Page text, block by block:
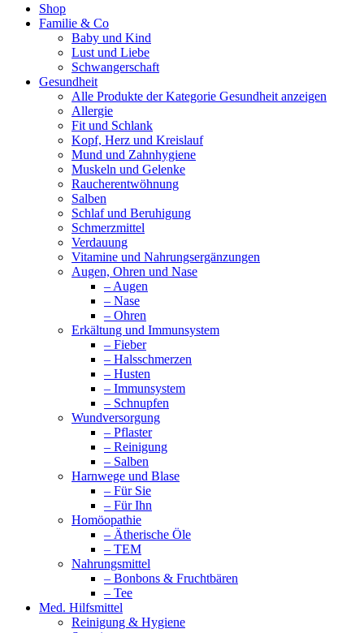
Shop
Familie & Co
Baby und Kind
Lust und Liebe
Schwangerschaft
Gesundheit
Alle Produkte der Kategorie Gesundheit anzeigen
Allergie
Fit und Schlank
Kopf, Herz und Kreislauf
Mund und Zahnhygiene
Muskeln und Gelenke
Raucherentwöhnung
Salben
Schlaf und Beruhigung
Schmerzmittel
Verdauung
Vitamine und Nahrungsergänzungen
Augen, Ohren und Nase
– Augen
– Nase
– Ohren
Erkältung und Immunsystem
– Fieber
– Halsschmerzen
– Husten
– Immunsystem
– Schnupfen
Wundversorgung
– Pflaster
– Reinigung
– Salben
Harnwege und Blase
– Für Sie
– Für Ihn
Homöopathie
– Ätherische Öle
– TEM
Nahrungsmittel
– Bonbons & Fruchtbären
– Tee
Med. Hilfsmittel
Reinigung & Hygiene